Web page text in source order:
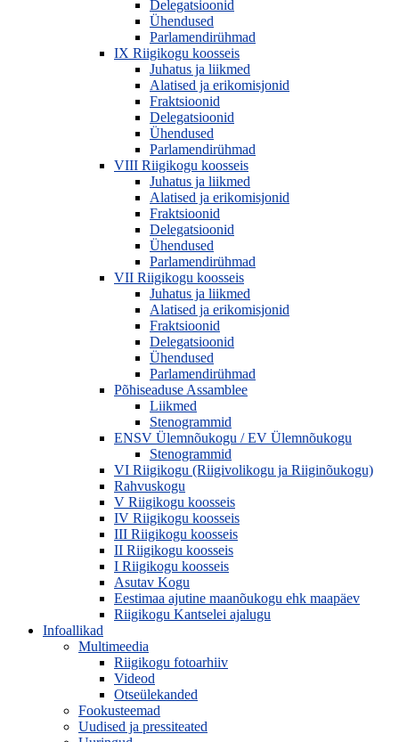
Delegatsioonid
Ühendused
Parlamendirühmad
IX Riigikogu koosseis
Juhatus ja liikmed
Alatised ja erikomisjonid
Fraktsioonid
Delegatsioonid
Ühendused
Parlamendirühmad
VIII Riigikogu koosseis
Juhatus ja liikmed
Alatised ja erikomisjonid
Fraktsioonid
Delegatsioonid
Ühendused
Parlamendirühmad
VII Riigikogu koosseis
Juhatus ja liikmed
Alatised ja erikomisjonid
Fraktsioonid
Delegatsioonid
Ühendused
Parlamendirühmad
Põhiseaduse Assamblee
Liikmed
Stenogrammid
ENSV Ülemnõukogu / EV Ülemnõukogu
Stenogrammid
VI Riigikogu (Riigivolikogu ja Riiginõukogu)
Rahvuskogu
V Riigikogu koosseis
IV Riigikogu koosseis
III Riigikogu koosseis
II Riigikogu koosseis
I Riigikogu koosseis
Asutav Kogu
Eestimaa ajutine maanõukogu ehk maapäev
Riigikogu Kantselei ajalugu
Infoallikad
Multimeedia
Riigikogu fotoarhiiv
Videod
Otseülekanded
Fookusteemad
Uudised ja pressiteated